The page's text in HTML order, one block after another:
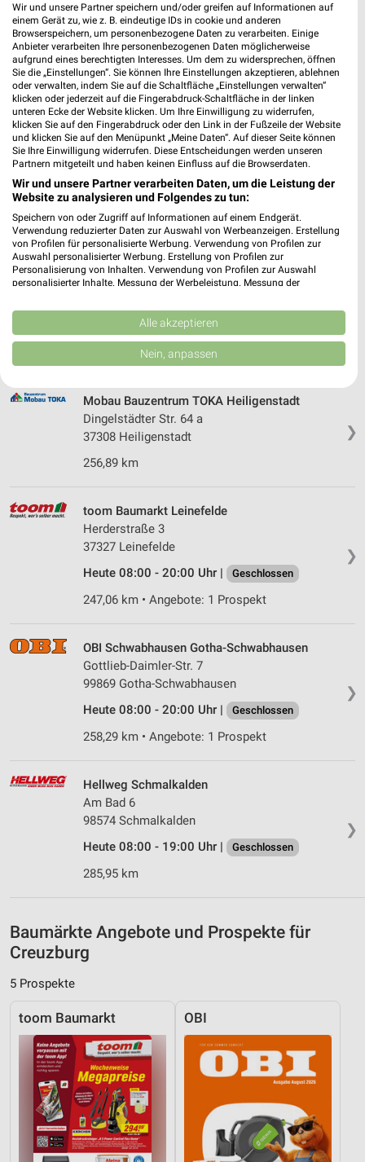
In der Lache 2
36179 Bebra
Heute 08:00 - 20:00 Uhr | Geschlossen
302,99 km • Angebote: 1 Prospekt
toom Baumarkt Gotha-Siebleben
Salzgitterstraße 36
99867 Gotha-Siebleben
Heute 08:00 - 20:00 Uhr | Geschlossen
255,03 km • Angebote: 1 Prospekt
❯
hagebaumarkt Heiligenstadt
Flinsberger Str. 1
Heute 08:00 - 19:00 Uhr |
❯
Mobau Bauzentrum TOKA Heiligenstadt
Dingelstädter Str. 64 a
37308 Heiligenstadt
256,89 km
❯
toom Baumarkt Leinefelde
Herderstraße 3
37327 Leinefelde
Heute 08:00 - 20:00 Uhr |
Geschlossen
247,06 km • Angebote: 1 Prospekt
❯
OBI Schwabhausen Gotha-Schwabhausen
Gottlieb-Daimler-Str. 7
99869 Gotha-Schwabhausen
Heute 08:00 - 20:00 Uhr |
Geschlossen
258,29 km • Angebote: 1 Prospekt
❯
Hellweg Schmalkalden
Am Bad 6
98574 Schmalkalden
Heute 08:00 - 19:00 Uhr |
Geschlossen
285,95 km
Baumärkte Angebote und Prospekte für
Creuzburg
5 Prospekte
toom Baumarkt OBI
Wir und unsere Partner speichern und/oder greifen auf Informationen auf
einem Gerät zu, wie z. B. eindeutige IDs in cookie und anderen
Browserspeichern, um personenbezogene Daten zu verarbeiten. Einige
Anbieter verarbeiten Ihre personenbezogenen Daten möglicherweise
aufgrund eines berechtigten Interesses. Um dem zu widersprechen, öffnen
Sie die „Einstellungen“. Sie können Ihre Einstellungen akzeptieren, ablehnen
oder verwalten, indem Sie auf die Schaltfläche „Einstellungen verwalten“
klicken oder jederzeit auf die Fingerabdruck-Schaltfläche in der linken
unteren Ecke der Website klicken. Um Ihre Einwilligung zu widerrufen,
klicken Sie auf den Fingerabdruck oder den Link in der Fußzeile der Website
und klicken Sie auf den Menüpunkt „Meine Daten“. Auf dieser Seite können
Sie Ihre Einwilligung widerrufen. Diese Entscheidungen werden unseren
Partnern mitgeteilt und haben keinen Einfluss auf die Browserdaten.
Wir und unsere Partner verarbeiten Daten, um die Leistung der
Website zu analysieren und Folgendes zu tun:
Speichern von oder Zugriff auf Informationen auf einem Endgerät.
Verwendung reduzierter Daten zur Auswahl von Werbeanzeigen. Erstellung
von Profilen für personalisierte Werbung. Verwendung von Profilen zur
Auswahl personalisierter Werbung. Erstellung von Profilen zur
Personalisierung von Inhalten. Verwendung von Profilen zur Auswahl
personalisierter Inhalte. Messung der Werbeleistung. Messung der
Kombinationen von Daten aus verschiedenen Quellen. Entwicklung und
Verbesserung der Angebote. Verwendung reduzierter Daten zur Auswahl
von Inhalten.
Daten können außerhalb der Europäischen Union weitergegeben und in die
Website/App.
Partnerliste anzeigen (1 IAB-Anbieter)
Wir nutzen Ihre Daten für folgende Zwecke:
Verwendung reduzierter Daten zur Auswahl von
Werbeanzeigen
Erstellung von Profilen für personalisierte
Erstellung von Profilen zur Personalisierung
von Inhalten
Verwendung von Profilen zur Auswahl
personalisierter Inhalte
Messung der Performance von Inhalten
Analyse von Zielgruppen durch Statistiken oder
Kombinationen von Daten aus verschiedenen
Verwendung reduzierter Daten zur Auswahl von
Inhalten
IAB-Besonderheiten:
Verwendung genauer Standortdaten
Geräte anhand von aktiv angeforderten
Informationen identifizieren
Nicht-IAB-Verarbeitungszwecke:
Notwendig
Performance
Funktional
Alle akzeptieren
Nein, anpassen